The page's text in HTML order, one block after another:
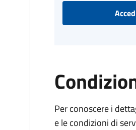
Per conoscere i
e le condizioni di